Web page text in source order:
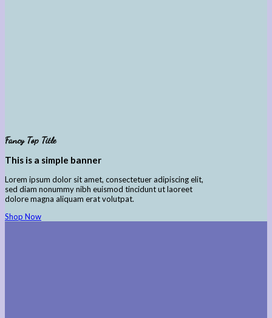
Fancy Top Title
This is a simple banner
Lorem ipsum dolor sit amet, consectetuer adipiscing elit,
sed diam nonummy nibh euismod tincidunt ut laoreet
dolore magna aliquam erat volutpat.
Shop Now